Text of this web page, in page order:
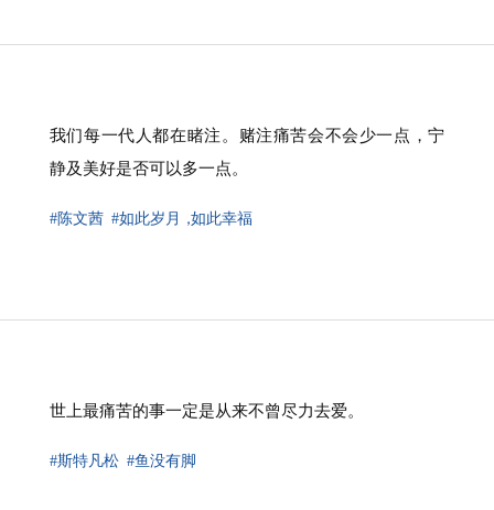
我们每一代人都在睹注。赌注痛苦会不会少一点，宁
静及美好是否可以多一点。
#陈文茜 #如此岁月 ，如此幸福
世上最痛苦的事一定是从来不曾尽力去爱。
#斯特凡松 #鱼没有脚